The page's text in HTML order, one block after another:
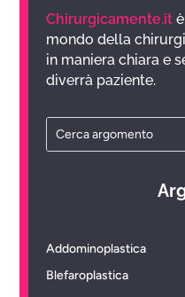
Chirurgicamente.it
mondo della
in maniera chiara e
diverrà paziente.
Addominoplastica
Blefaroplastica